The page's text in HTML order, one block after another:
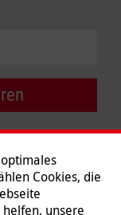
Cookies, die
unsere